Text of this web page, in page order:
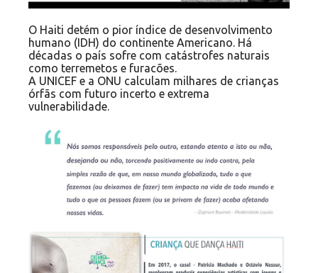
O Haiti detém o pior índice de desenvolvimento
humano (IDH) do continente Americano. Há
décadas o país sofre com catástrofes naturais
como terremetos e furacões.
A UNICEF e a ONU calculam milhares de crianças
órfãs com futuro incerto e extrema
vulnerabilidade.